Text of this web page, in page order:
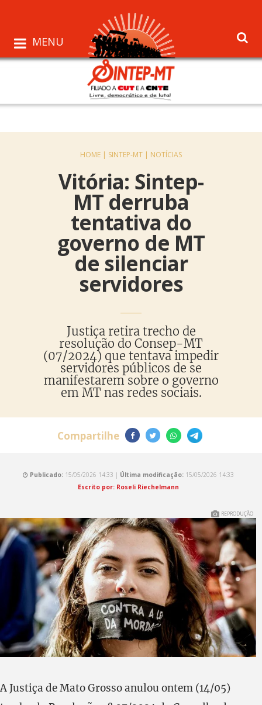
MENU
HOME | SINTEP-MT | NOTÍCIAS
Vitória: Sintep-
MT derruba
tentativa do
governo de MT
de silenciar
servidores
Justiça retira trecho de
resolução do Consep-MT
(07/2024) que tentava impedir
servidores públicos de se
manifestarem sobre o governo
em MT nas redes sociais.
Compartilhe
Publicado: 15/05/2026 14:33 | Última modificação: 15/05/2026 14:33
Escrito por: Roseli Riechelmann
REPRODUÇÃO
A Justiça de Mato Grosso anulou ontem (14/05)